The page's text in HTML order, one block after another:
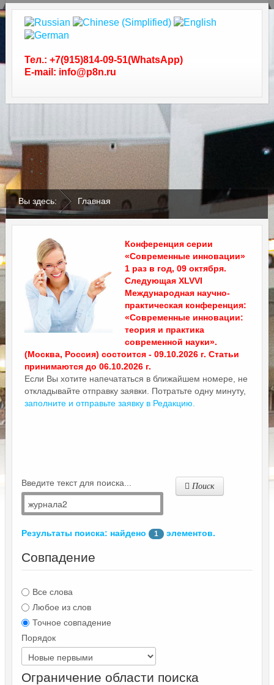
Тел.: +7(915)814-09-51(WhatsApp)
E-mail: info@p8n.ru
Вы здесь: Главная
Конференция серии
«Современные инновации»
1 раз в год, 09 октября.
Следующая XLVVI
Международная научно-
практическая конференция:
«Современные инновации:
теория и практика
современной науки».
(Москва, Россия) состоится - 09.10.2026 г. Статьи
принимаются до 06.10.2026 г.
Если Вы хотите напечататься в ближайшем номере, не
откладывайте отправку заявки. Потратьте одну минуту,
заполните и отправьте заявку в Редакцию.
Введите текст для поиска... Поиск
Результаты поиска: найдено 1 элементов.
Совпадение
Все слова
Любое из слов
Точное совпадение
Порядок
Ограничение области поиска